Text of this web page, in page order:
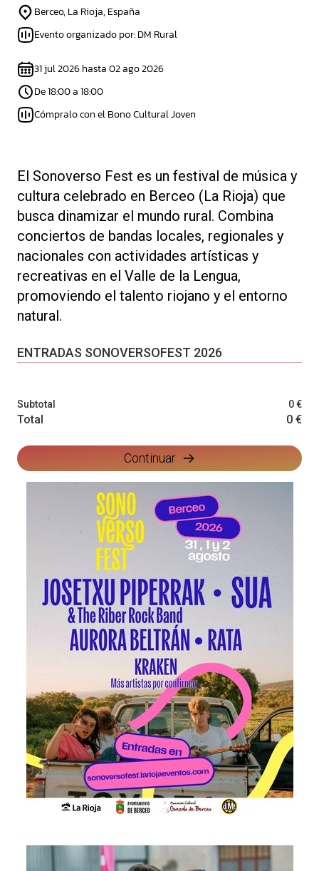
Berceo, La Rioja, España
Evento organizado por: DM Rural
31 jul 2026 hasta 02 ago 2026
De 18:00 a 18:00
Cómpralo con el Bono Cultural Joven
El Sonoverso Fest es un festival de música y
cultura celebrado en Berceo (La Rioja) que
busca dinamizar el mundo rural. Combina
conciertos de bandas locales, regionales y
nacionales con actividades artísticas y
recreativas en el Valle de la Lengua,
promoviendo el talento riojano y el entorno
natural.
ENTRADAS SONOVERSOFEST 2026
Subtotal 0 €
Total 0 €
Continuar